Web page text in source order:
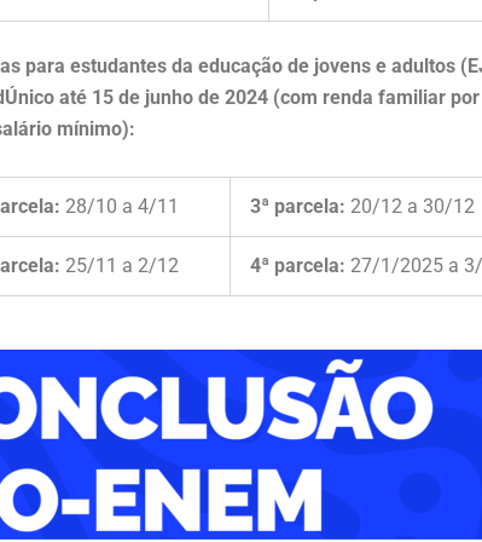
para estudantes da educação de jovens e adultos
até 15 de junho de 2024 (com renda familiar
mínimo):
28/10 a 4/11 3ª parcela: 20/12 a 30/12
25/11 a 2/12 4ª parcela: 27/1/2025 a